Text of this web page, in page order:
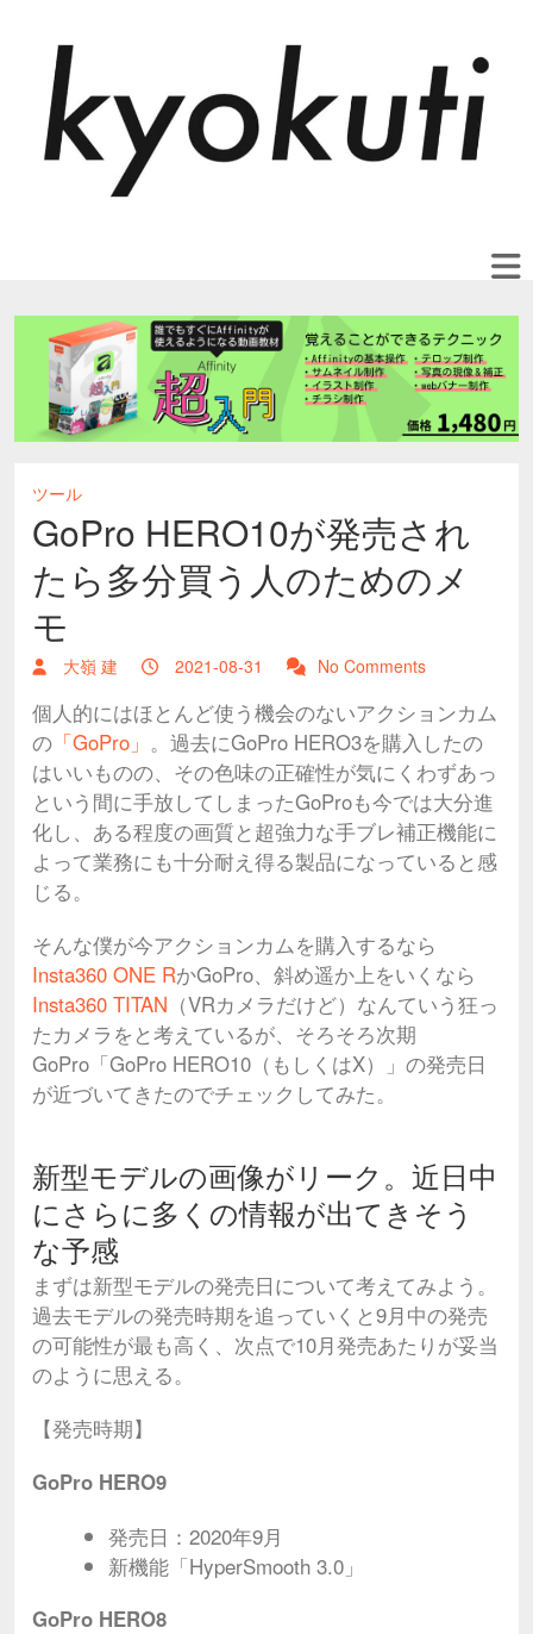
ツール
GoPro HERO10が発売され
たら多分買う人のためのメ
モ
大嶺 建 2021-08-31 No Comments
個人的にはほとんど使う機会のないアクションカム
の 「GoPro」 。過去にGoPro HERO3を購入したの
はいいものの、その色味の正確性が気にくわずあっ
という間に手放してしまったGoProも今では大分進
化し、ある程度の画質と超強力な手ブレ補正機能に
よって業務にも十分耐え得る製品になっていると感
じる。
そんな僕が今アクションカムを購入するなら
Insta360 ONE RかGoPro、斜め遥か上をいくなら
Insta360 TITAN （VRカメラだけど）なんていう狂っ
たカメラをと考えているが、そろそろ次期
GoPro「GoPro HERO10（もしくはX）」の発売日
が近づいてきたのでチェックしてみた。
新型モデルの画像がリーク。近日中
にさらに多くの情報が出てきそう
な予感
まずは新型モデルの発売日について考えてみよう。
過去モデルの発売時期を追っていくと9月中の発売
の可能性が最も高く、次点で10月発売あたりが妥当
のように思える。
【発売時期】
GoPro HERO9
発売日：2020年9月
新機能「HyperSmooth 3.0」
GoPro HERO8